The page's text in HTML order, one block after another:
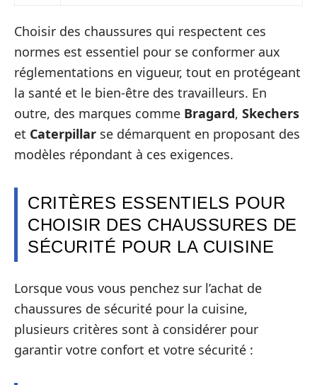
Choisir des chaussures qui respectent ces
normes est essentiel pour se conformer aux
réglementations en vigueur, tout en protégeant
la santé et le bien-être des travailleurs. En
outre, des marques comme Bragard, Skechers
et Caterpillar se démarquent en proposant des
modèles répondant à ces exigences.
CRITÈRES ESSENTIELS POUR
CHOISIR DES CHAUSSURES DE
SÉCURITÉ POUR LA CUISINE
Lorsque vous vous penchez sur l’achat de
chaussures de sécurité pour la cuisine,
plusieurs critères sont à considérer pour
garantir votre confort et votre sécurité :